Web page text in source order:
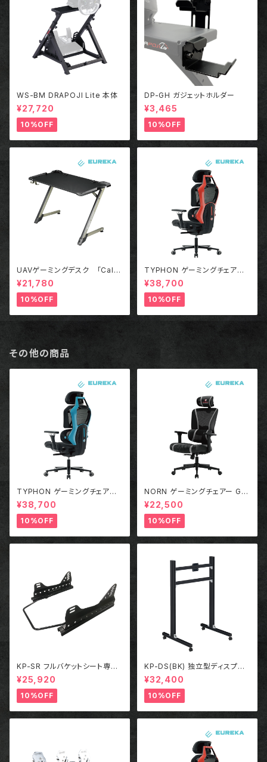
WS-BM DRAPOJI Lite 本体
¥27,720
10%OFF
DP-GH ガジェットホルダー
¥3,465
10%OFF
UAVゲーミングデスク 「Call
Of Duty コラボモデル」
¥21,780
10%OFF
TYPHON ゲーミングチェアー
RED
¥38,700
10%OFF
その他の商品
TYPHON ゲーミングチェアー
BLUE
¥38,700
10%OFF
NORN ゲーミングチェアー GR
AY
¥22,500
10%OFF
KP-SR フルバケットシート専用
シートレール＋サイドステー
¥25,920
10%OFF
KP-DS(BK) 独立型ディスプレ
イスタンド ブラック
¥32,400
10%OFF